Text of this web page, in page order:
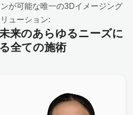
が可能な唯一の3Dイメージング
ューション:
来のあらゆるニーズに
全ての施術